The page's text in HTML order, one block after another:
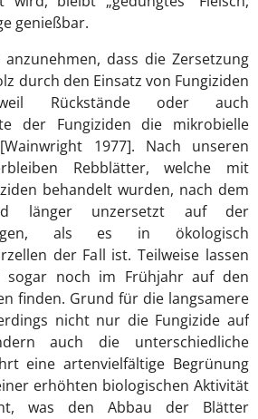
genießbar.
dass die Zersetzung
durch den Einsatz von Fungiziden
Rückstände oder auch
der Fungiziden die mikrobielle
1977]. Nach unseren
Rebblätter, welche mit
behandelt wurden, nach dem
länger unzersetzt auf der
als es in ökologisch
der Fall ist. Teilweise lassen
sogar noch im Frühjahr auf den
finden. Grund für die langsamere
nicht nur die Fungizide auf
auch die unterschiedliche
eine artenvielfältige Begrünung
erhöhten biologischen Aktivität
was den Abbau der Blätter